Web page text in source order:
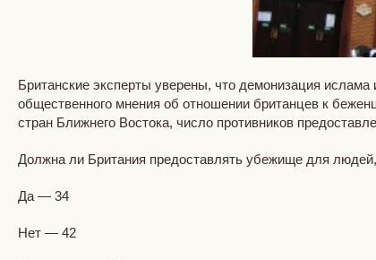
Британские эксперты уверены, что демонизация
общественного мнения об отношении британцев к
стран Ближнего Востока, число противников
Должна ли Британия предоставлять убежище для
Да — 34
Нет — 42